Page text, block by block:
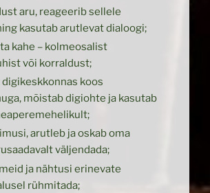
aru, reageerib sellele
kasutab arutlevat dialoogi;
kahe – kolmeosalist
või korraldust;
koos
mõistab digiohte ja kasutab
arutleb ja oskab oma
väljendada;
ja nähtusi erinevate
rühmitada;